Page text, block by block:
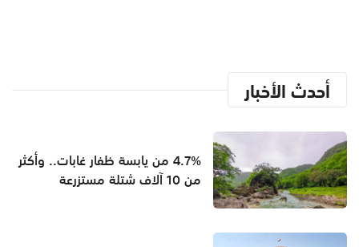
أحدث الأخبار
4.7% من يابسة ظفار غابات.. وأكثر
من 10 آلاف شتلة مستزرعة